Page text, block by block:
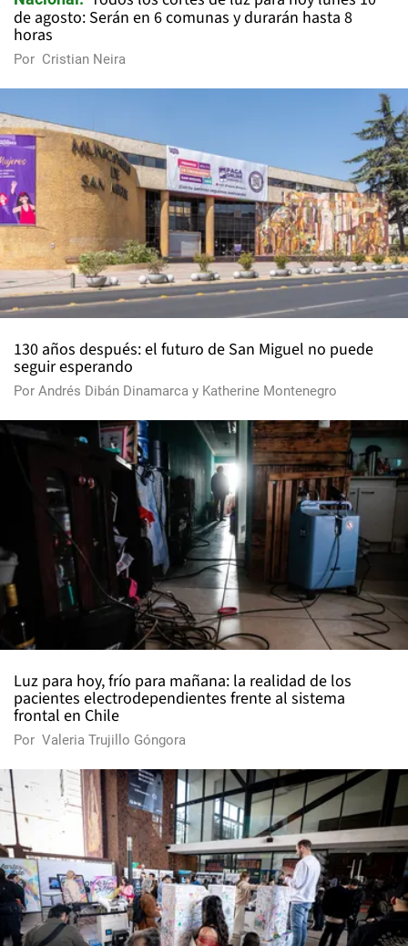
de agosto: Serán en 6 comunas y durarán hasta 8
horas
Por Cristian Neira
130 años después: el futuro de San Miguel no puede
seguir esperando
Por Andrés Dibán Dinamarca y Katherine Montenegro
Luz para hoy, frío para mañana: la realidad de los
pacientes electrodependientes frente al sistema
frontal en Chile
Por Valeria Trujillo Góngora